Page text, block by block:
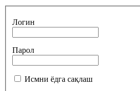
Логин
Парол
Исмни ёдга сақлаш